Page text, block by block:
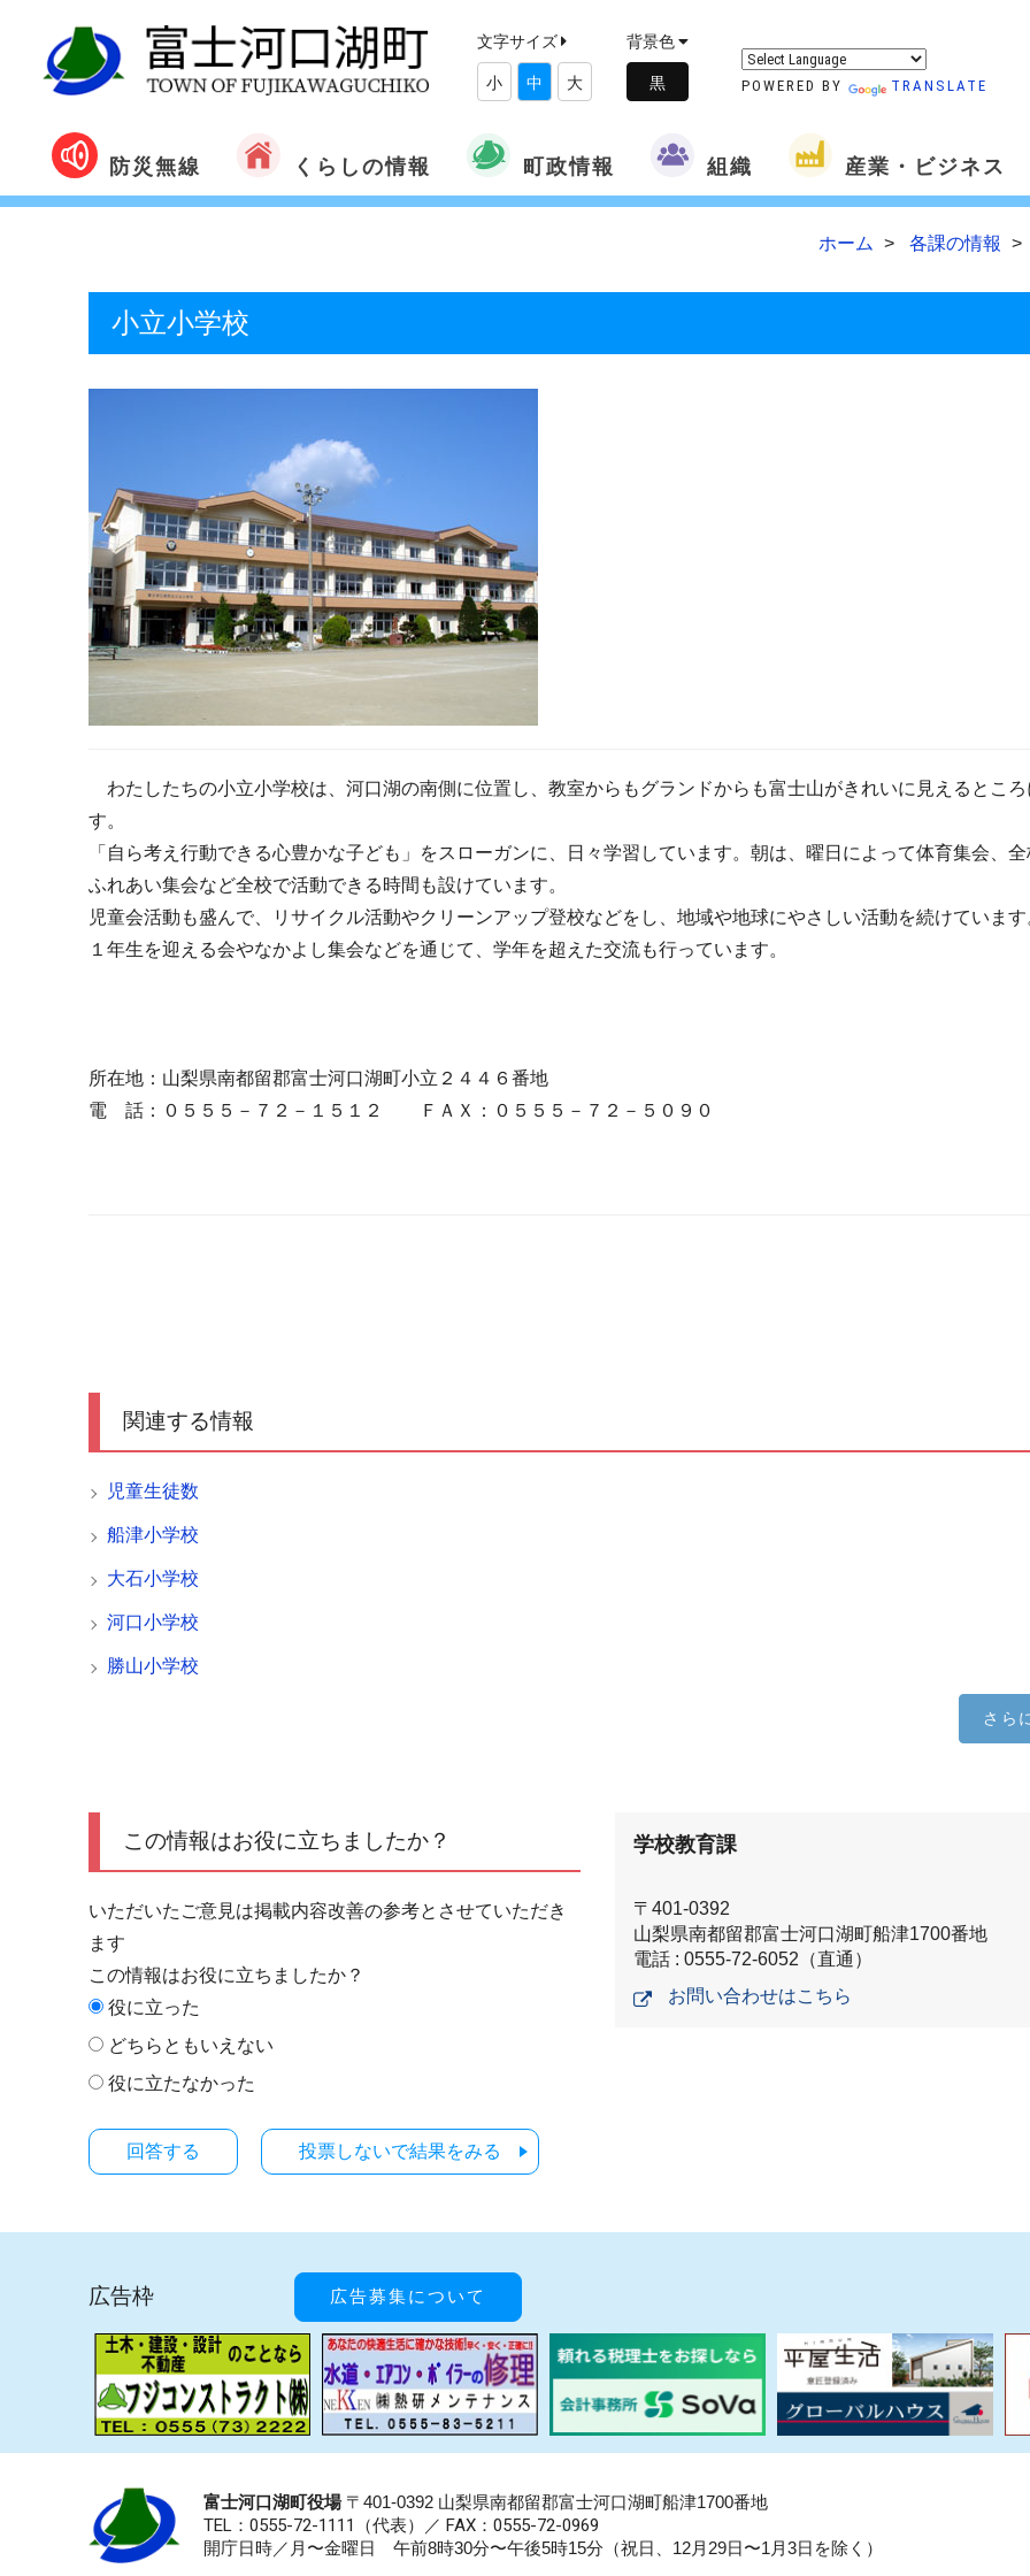
文字サイズ
小 中 大
背景色
POWERED BY TRANSLATE
防災無線 くらしの情報 町政情報 組織 産業・ビジネス
ホーム 各課の情報
小立小学校
わたしたちの小立小学校は、河口湖の南側に位置し、教室からもグランドからも富士山がきれいに見えるとこ
す。
「自ら考え行動できる心豊かな子ども」をスローガンに、日々学習しています。朝は、曜日によって体育集会、
ふれあい集会など全校で活動できる時間も設けています。
児童会活動も盛んで、リサイクル活動やクリーンアップ登校などをし、地域や地球にやさしい活動を続けていま
１年生を迎える会やなかよし集会などを通じて、学年を超えた交流も行っています。
所在地：山梨県南都留郡富士河口湖町小立２４４６番地
電 話：０５５５－７２－１５１２ ＦＡＸ：０５５５－７２－５０９０
関連する情報
児童生徒数
船津小学校
大石小学校
河口小学校
勝山小学校
さら
この情報はお役に立ちましたか？
いただいたご意見は掲載内容改善の参考とさせていただき
ます
この情報はお役に立ちましたか？
役に立った
どちらともいえない
役に立たなかった
投票しないで結果をみる
学校教育課
〒401-0392
山梨県南都留郡富士河口湖町船津1700番地
電話 : 0555-72-6052（直通）
お問い合わせはこちら
広告枠 広告募集について
富士河口湖町役場〒401-0392 山梨県南都留郡富士河口湖町船津1700番地
TEL：0555-72-1111 （代表）／ FAX：0555-72-0969
開庁日時／月〜金曜日 午前8時30分〜午後5時15分（祝日、12月29日〜1月3日を除く）